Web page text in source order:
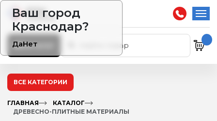
Ваш город
Краснодар?
ДаНет
Каталог
ВСЕ КАТЕГОРИИ
ГЛАВНАЯ
КАТАЛОГ
ДРЕВЕСНО-ПЛИТНЫЕ МАТЕРИАЛЫ